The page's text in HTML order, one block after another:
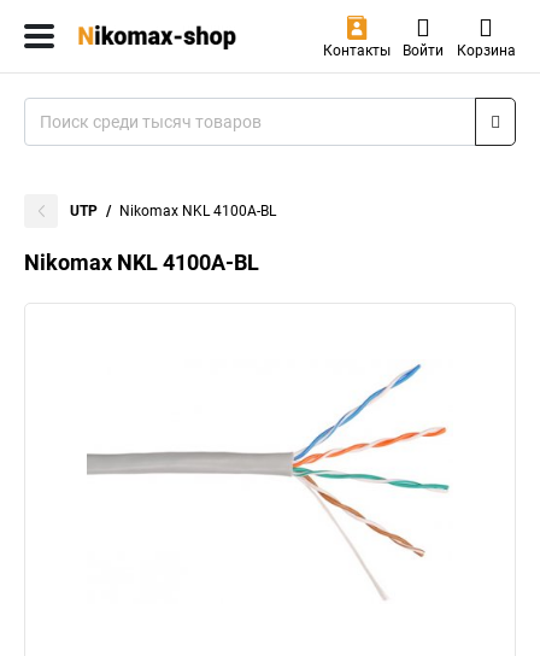
Контакты Войти Корзина
UTP Nikomax NKL 4100A-BL
Nikomax NKL 4100A-BL